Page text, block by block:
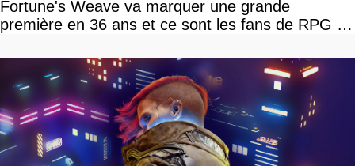
Fortune's Weave va marquer une grande
première en 36 ans et ce sont les fans de RPG en